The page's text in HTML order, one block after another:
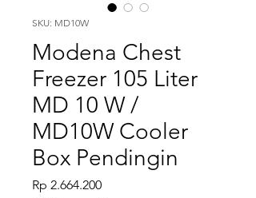
SKU: MD10W
Modena Chest
Freezer 105 Liter
MD 10 W /
MD10W Cooler
Box Pendingin
Rp 2.664.200Harga